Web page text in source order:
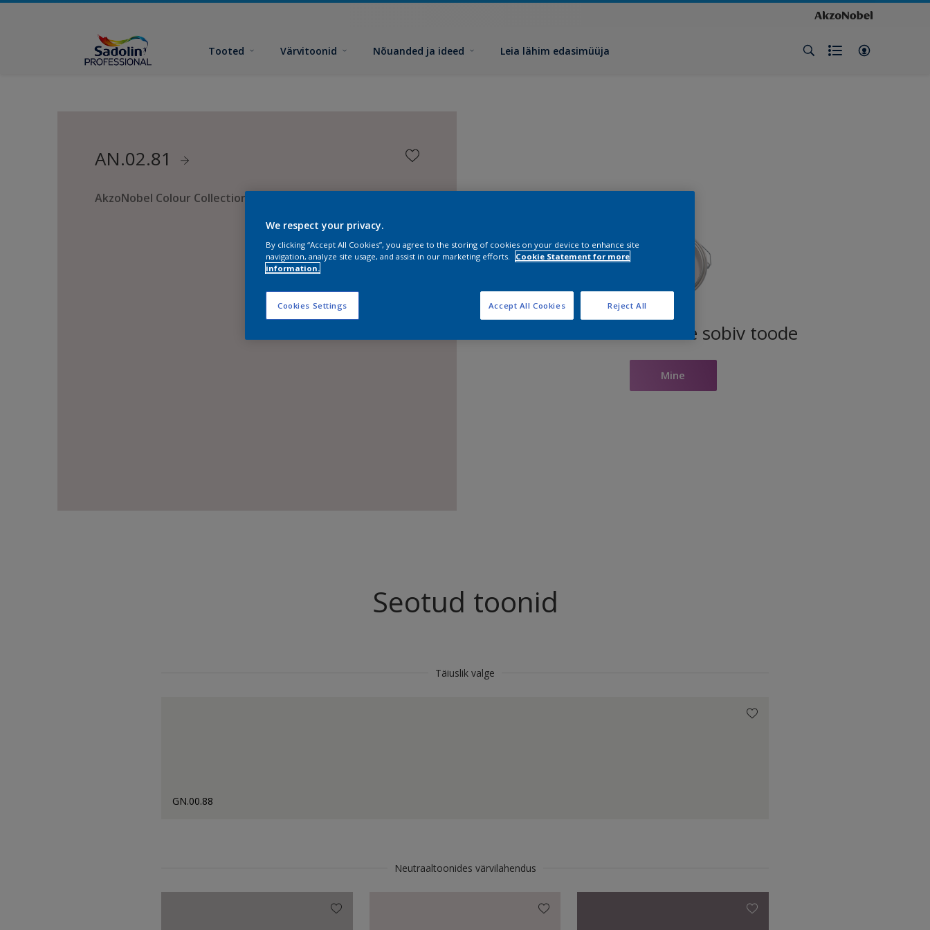
Tooted Värvitoonid Nõuanded ja ideed Leia lähim edasimüüja
AN.02.81
AkzoNobel Colour Collection
Leia sellele toonile sobiv toode
Mine
Seotud toonid
Täiuslik valge
GN.00.88
Neutraaltoonides värvilahendus
We respect your privacy.
By clicking “Accept All Cookies”, you agree to the storing of cookies on your device to enhance site
navigation, analyze site usage, and assist in our marketing efforts.
Cookie Statement for more
information.
Cookies Settings Reject All
Accept All Cookies